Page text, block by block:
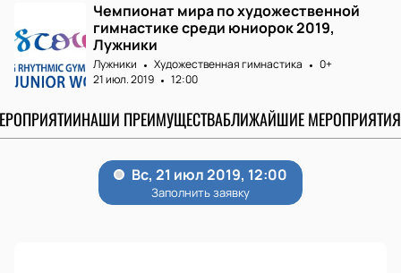
Чемпионат мира по художественной
гимнастике среди юниорок 2019,
Лужники
Лужники Художественная гимнастика
0+
21 июл. 2019
12:00
НАШИ ПРЕИМУЩЕСТВАБЛИЖАЙШИЕ МЕРОПРИЯТИЯ